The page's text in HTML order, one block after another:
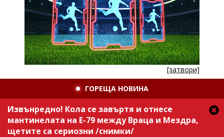
[затвори]
ГОРЕЩА НОВИНА
Извънредно! Кола се завъртя и отнесе
мантинелата на Е-79 между Враца и Мездра,
щетите са сериозни /снимки/